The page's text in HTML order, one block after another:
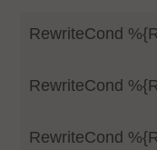
RewriteCond
RewriteCond
RewriteCond